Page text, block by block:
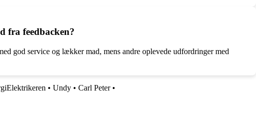
fra feedbacken?
god service og lækker mad, mens andre oplevede udfordringer med
• Undy • Carl Peter•